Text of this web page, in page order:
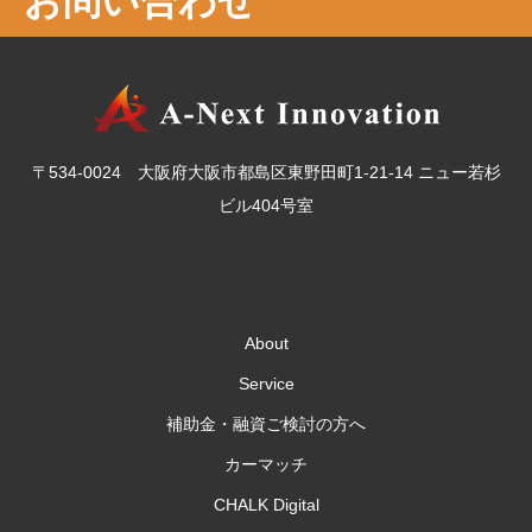
〒534-0024 大阪府大阪市都島区東野田町1-21-14 ニュー若杉
ビル404号室
About
Service
補助金・融資ご検討の方へ
カーマッチ
CHALK Digital